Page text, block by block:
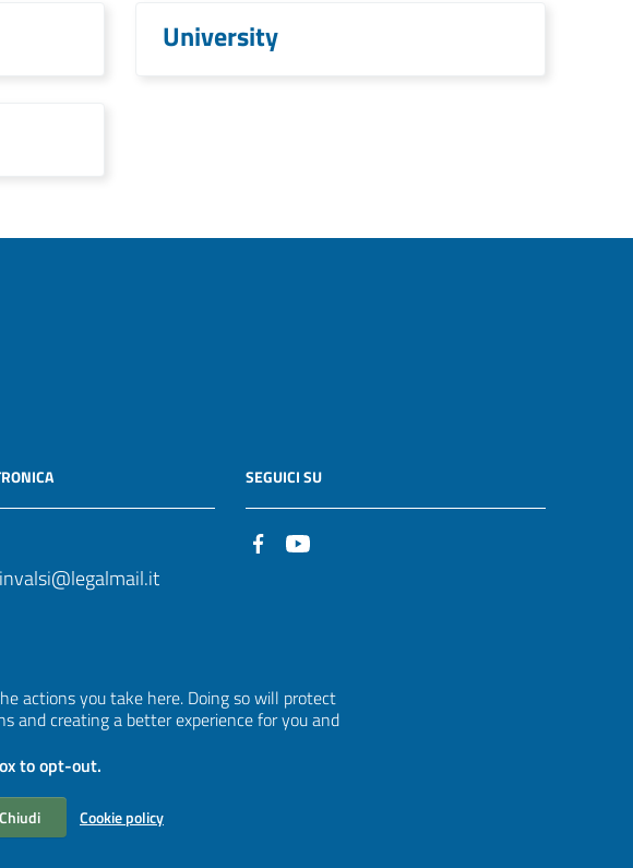
actions you take here. Doing so will protect
and creating a better experience for you and
to opt-out.
Chiudi Cookie policy
University
SEGUICI SU